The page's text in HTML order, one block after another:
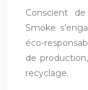
Conscient
Smoke
éco-
de
recyclage.